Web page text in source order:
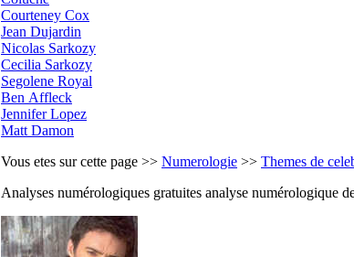
Courteney Cox
Jean Dujardin
Nicolas Sarkozy
Cecilia Sarkozy
Segolene Royal
Ben Affleck
Jennifer Lopez
Matt Damon
Vous etes sur cette page >> Numerologie >> Themes de
Analyses numérologiques gratuites analyse numérologique